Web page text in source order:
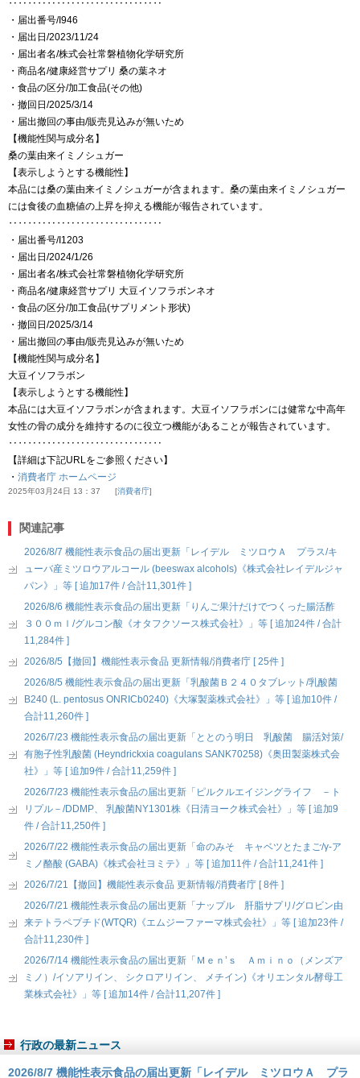
‥‥‥‥‥‥‥‥‥‥‥‥‥‥‥‥
・届出番号/I946
・届出日/2023/11/24
・届出者名/株式会社常磐植物化学研究所
・商品名/健康経営サプリ 桑の葉ネオ
・食品の区分/加工食品(その他)
・撤回日/2025/3/14
・届出撤回の事由/販売見込みが無いため
【機能性関与成分名】
桑の葉由来イミノシュガー
【表示しようとする機能性】
本品には桑の葉由来イミノシュガーが含まれます。桑の葉由来イミノシュガー
には食後の血糖値の上昇を抑える機能が報告されています。
‥‥‥‥‥‥‥‥‥‥‥‥‥‥‥‥
・届出番号/I1203
・届出日/2024/1/26
・届出者名/株式会社常磐植物化学研究所
・商品名/健康経営サプリ 大豆イソフラボンネオ
・食品の区分/加工食品(サプリメント形状)
・撤回日/2025/3/14
・届出撤回の事由/販売見込みが無いため
【機能性関与成分名】
大豆イソフラボン
【表示しようとする機能性】
本品には大豆イソフラボンが含まれます。大豆イソフラボンには健常な中高年
女性の骨の成分を維持するのに役立つ機能があることが報告されています。
‥‥‥‥‥‥‥‥‥‥‥‥‥‥‥‥
【詳細は下記URLをご参照ください】
・ 消費者庁 ホームページ
2025年03月24日 13：37 消費者庁
関連記事
2026/8/7 機能性表示食品の届出更新「レイデル ミツロウＡ プラス/キ
ューバ産ミツロウアルコール (beeswax alcohols)《株式会社レイデルジャ
パン》」等 [ 追加17件 / 合計11,301件 ]
2026/8/6 機能性表示食品の届出更新「りんご果汁だけでつくった腸活酢
３００ｍｌ/グルコン酸《オタフクソース株式会社》」等 [ 追加24件 / 合計
11,284件 ]
2026/8/5【撤回】機能性表示食品 更新情報/消費者庁 [ 25件 ]
2026/8/5 機能性表示食品の届出更新「乳酸菌Ｂ２４０タブレット/乳酸菌
B240 (L. pentosus ONRICb0240)《大塚製薬株式会社》」等 [ 追加10件 /
合計11,260件 ]
2026/7/23 機能性表示食品の届出更新「ととのう明日 乳酸菌 腸活対策/
有胞子性乳酸菌 (Heyndrickxia coagulans SANK70258)《奥田製薬株式会
社》」等 [ 追加9件 / 合計11,259件 ]
2026/7/23 機能性表示食品の届出更新「ピルクルエイジングライフ －ト
リプル－/DDMP、 乳酸菌NY1301株《日清ヨーク株式会社》」等 [ 追加9
件 / 合計11,250件 ]
2026/7/22 機能性表示食品の届出更新「命のみそ キャベツとたまご/γ-ア
ミノ酪酸 (GABA)《株式会社ヨミテ》」等 [ 追加11件 / 合計11,241件 ]
2026/7/21【撤回】機能性表示食品 更新情報/消費者庁 [ 8件 ]
2026/7/21 機能性表示食品の届出更新「ナップル 肝脂サプリ/グロビン由
来テトラペプチド(WTQR)《エムジーファーマ株式会社》」等 [ 追加23件 /
合計11,230件 ]
2026/7/14 機能性表示食品の届出更新「Ｍｅｎ’ｓ Ａｍｉｎｏ（メンズア
ミノ）/イソアリイン、 シクロアリイン、 メチイン)《オリエンタル酵母工
業株式会社》」等 [ 追加14件 / 合計11,207件 ]
行政の最新ニュース
2026/8/7 機能性表示食品の届出更新「レイデル ミツロウＡ プラ